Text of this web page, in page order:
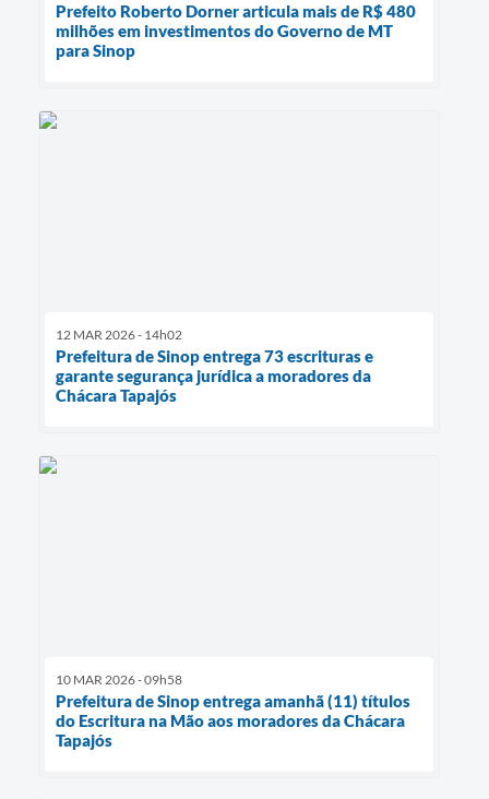
Prefeito Roberto Dorner articula mais de R$ 480
milhões em investimentos do Governo de MT
para Sinop
12 MAR 2026 - 14h02
Prefeitura de Sinop entrega 73 escrituras e
garante segurança jurídica a moradores da
Chácara Tapajós
10 MAR 2026 - 09h58
Prefeitura de Sinop entrega amanhã (11) títulos
do Escritura na Mão aos moradores da Chácara
Tapajós